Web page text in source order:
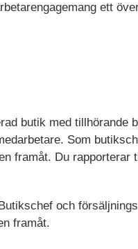
ett
butik med tillhörande
Som
framåt. Du rapporterar
och
framåt.